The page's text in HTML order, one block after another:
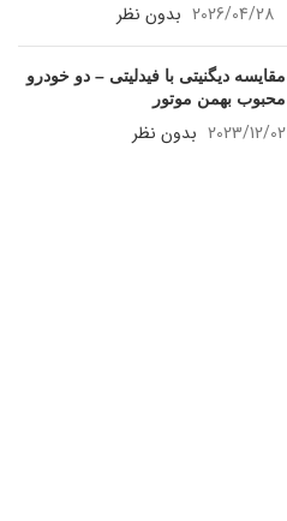
2026/04/28 بدون نظر
مقایسه دیگنیتی با فیدلیتی – دو خودرو
محبوب بهمن موتور
2023/12/02 بدون نظر